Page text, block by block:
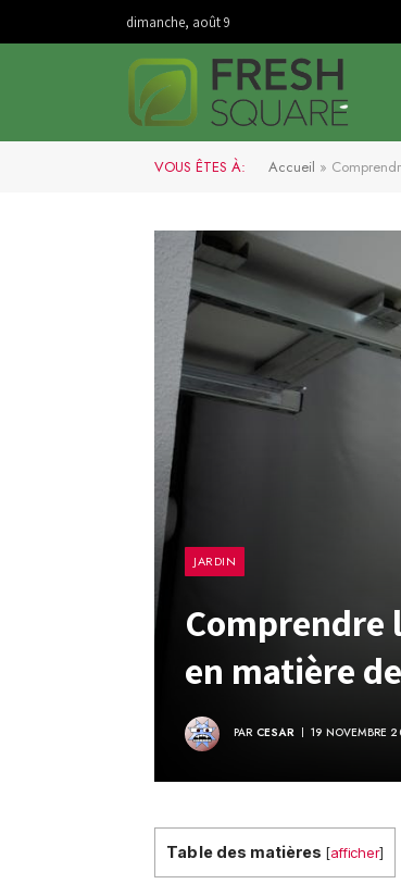
dimanche, août 9
VOUS ÊTES À: Accueil »
JARDIN
Comprendre
en matière
PAR CESAR 19 NOVEMBRE
Table des matières [afficher]